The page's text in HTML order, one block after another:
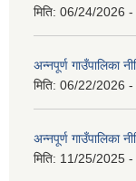
मिति: 06/24/2026
अन्नपूर्ण गाउँपालिका
मिति: 06/22/2026 -
अन्नपूर्ण गाउँपालिका
मिति: 11/25/2025 -